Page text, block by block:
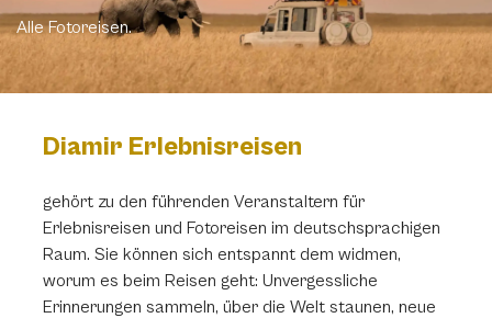
Alle Fotoreisen.
Diamir Erlebnisreisen
gehört zu den führenden Veranstaltern für
Erlebnisreisen und Fotoreisen im deutschsprachigen
Raum. Sie können sich entspannt dem widmen,
worum es beim Reisen geht: Unvergessliche
Erinnerungen sammeln, über die Welt staunen, neue